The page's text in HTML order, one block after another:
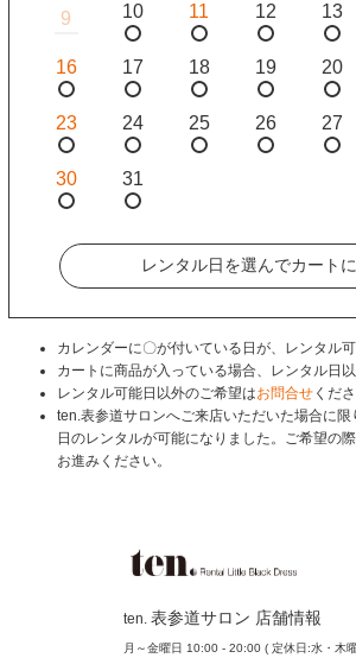
9 10 11 12 13
16 17 18 19 20
23 24 25 26 27
30 31
レンタル日を選んでカート
カレンダーに〇が付いている日が、レンタル可
カートに商品が入っている場合、レンタル日以
レンタル可能日以外のご希望はお問合せくださ
ten.表参道サロンへご来店いただいた場合に
日のレンタルが可能になりました。ご希望の際
お進みください。
ten. 表参道サロン 店舗情報
月～金曜日 10:00 - 20:00 ( 定休日:水・木